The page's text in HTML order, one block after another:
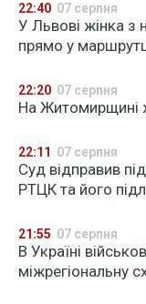
22:40 07 серпня
У Львові жінка
прямо у
22:20 07 серпня
На Житомирщині
22:11 07 серпня
Суд відправив
РТЦК та його
21:55 07 серпня
В Україні
міжрегіональну